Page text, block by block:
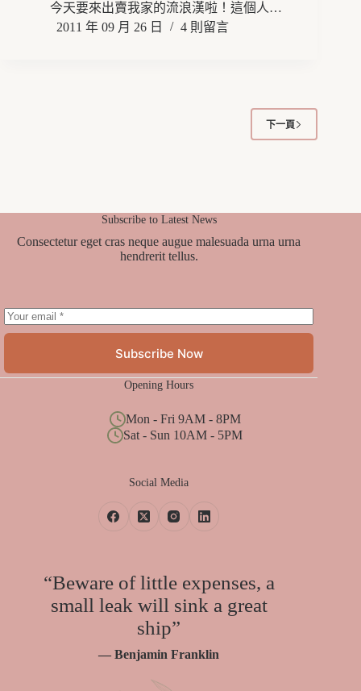
今天要來出賣我家的流浪漢啦！這個人…
2011 年 09 月 26 日
4 則留言
下一頁
Subscribe to Latest News
Consectetur eget cras neque augue malesuada urna urna
hendrerit tellus.
Subscribe Now
Opening Hours
Mon - Fri 9AM - 8PM
Sat - Sun 10AM - 5PM
Social Media
“Beware of little expenses, a
small leak will sink a great
ship”
— Benjamin Franklin